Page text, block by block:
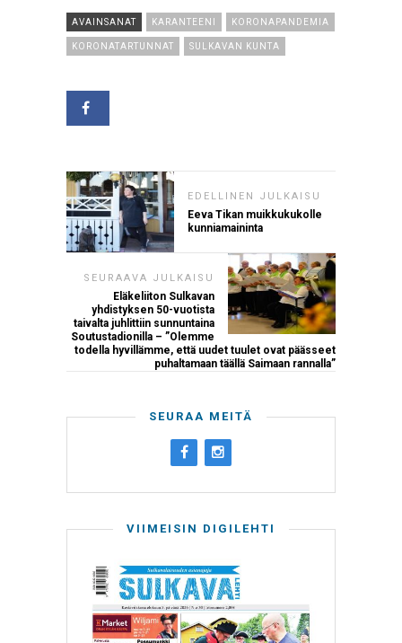
AVAINSANAT KARANTEENI KORONAPANDEMIA
KORONATARTUNNAT SULKAVAN KUNTA
EDELLINEN JULKAISU
Eeva Tikan muikkukukolle
kunniamaininta
SEURAAVA JULKAISU
Eläkeliiton Sulkavan
yhdistyksen 50-vuotista
taivalta juhlittiin sunnuntaina
Soutustadionilla – ”Olemme
todella hyvillämme, että uudet tuulet ovat päässeet
puhaltamaan täällä Saimaan rannalla”
SEURAA MEITÄ
VIIMEISIN DIGILEHTI